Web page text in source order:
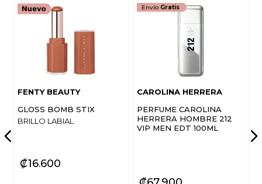
Escribe un comentario
ENVIAR COMENTARIO
FENTY BEAUTY
GLOSS BOMB STIX
BRILLO LABIAL
₡16600
Envío Gratis
CAROLINA HERRERA
PERFUME CAROLINA
HERRERA HOMBRE 212
VIP MEN EDT 100ML